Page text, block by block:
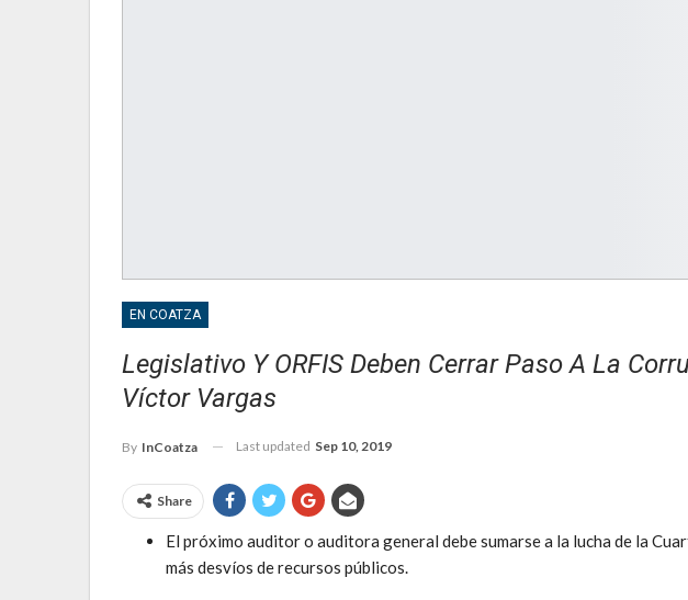
EN COATZA
Legislativo Y ORFIS Deben Cerrar Paso A La
Víctor Vargas
By InCoatza Last updated Sep 10, 2019
Share
El próximo auditor o auditora general debe sumarse a la lucha de la
más desvíos de recursos públicos.